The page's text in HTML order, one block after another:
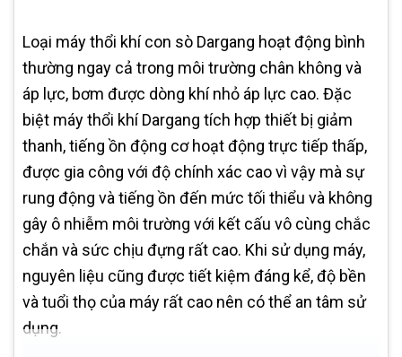
Loại máy thổi khí con sò Dargang hoạt động bình
thường ngay cả trong môi trường chân không và
áp lực, bơm được dòng khí nhỏ áp lực cao. Đặc
biệt máy thổi khí Dargang tích hợp thiết bị giảm
thanh, tiếng ồn động cơ hoạt động trực tiếp thấp,
được gia công với độ chính xác cao vì vậy mà sự
rung động và tiếng ồn đến mức tối thiểu và không
gây ô nhiễm môi trường với kết cấu vô cùng chắc
chắn và sức chịu đựng rất cao. Khi sử dụng máy,
nguyên liệu cũng được tiết kiệm đáng kể, độ bền
và tuổi thọ của máy rất cao nên có thể an tâm sử
dụng.